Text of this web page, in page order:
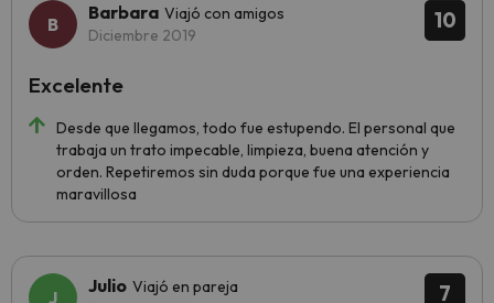
10
Barbara Viajó con amigos
Diciembre 2019
Desde que llegamos, todo fue estupendo. El personal que
trabaja un trato impecable, limpieza, buena atención y
orden. Repetiremos sin duda porque fue una experiencia
maravillosa
Excelente
7
Julio Viajó en pareja